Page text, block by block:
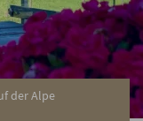
der Alpe